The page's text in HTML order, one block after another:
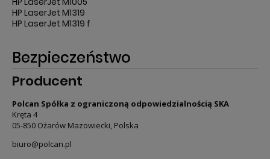
HP LaserJet M1319
HP LaserJet M1319 f
Bezpieczeństwo
Producent
Polcan Spółka z ograniczoną odpowiedzialnością SKA
Kręta 4
05-850 Ożarów Mazowiecki, Polska
biuro@polcan.pl